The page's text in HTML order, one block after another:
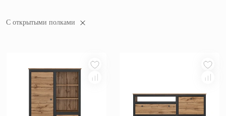
Зеркала
Прихожие
Освещение
С открытыми полками